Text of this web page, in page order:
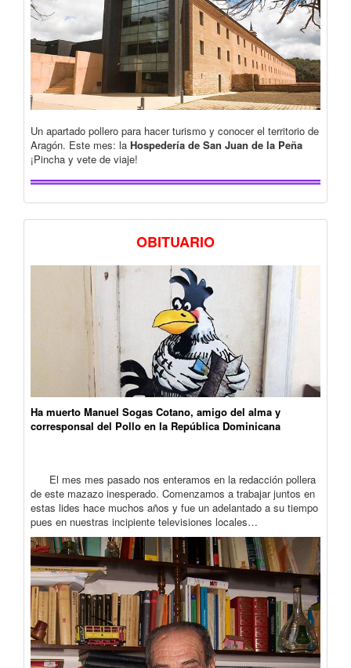
Un apartado pollero para hacer turismo y conocer el territorio de
Aragón. Este mes: la Hospedería de San Juan de la Peña
¡Pincha y vete de viaje!
OBITUARIO
Ha muerto Manuel Sogas Cotano, amigo del alma y
corresponsal del Pollo en la República Dominicana
El mes mes pasado nos enteramos en la redacción pollera
de este mazazo inesperado. Comenzamos a trabajar juntos en
estas lides hace muchos años y fue un adelantado a su tiempo
pues en nuestras incipiente televisiones locales…